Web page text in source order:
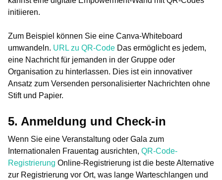
initiieren.
Zum Beispiel können Sie eine Canva-Whiteboard
umwandeln. URL zu QR-Code Das ermöglicht es jedem,
eine Nachricht für jemanden in der Gruppe oder
Organisation zu hinterlassen. Dies ist ein innovativer
Ansatz zum Versenden personalisierter Nachrichten ohne
Stift und Papier.
5. Anmeldung und Check-in
Wenn Sie eine Veranstaltung oder Gala zum
Internationalen Frauentag ausrichten, QR-Code-
Registrierung Online-Registrierung ist die beste Alternative
zur Registrierung vor Ort, was lange Warteschlangen und